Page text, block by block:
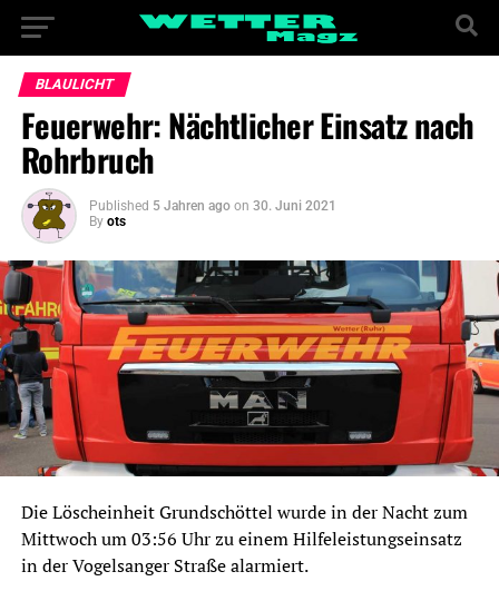
BLAULICHT
Feuerwehr: Nächtlicher Einsatz nach
Rohrbruch
Published 5 Jahren ago on 30. Juni 2021
By ots
Die Löscheinheit Grundschöttel wurde in der Nacht zum
Mittwoch um 03:56 Uhr zu einem Hilfeleistungseinsatz
in der Vogelsanger Straße alarmiert.